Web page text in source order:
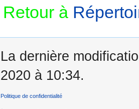
Retour à
La dernière
2020 à 10:34.
Politique de confidentialité